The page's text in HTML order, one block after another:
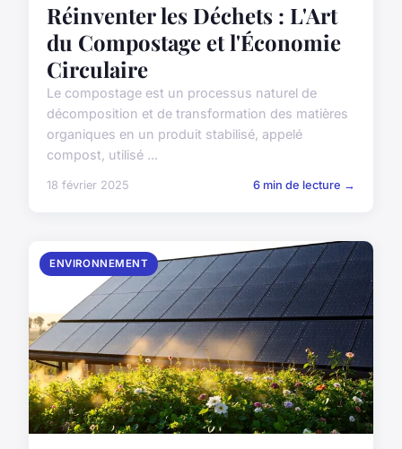
Réinventer les Déchets : L'Art
du Compostage et l'Économie
Circulaire
Le compostage est un processus naturel de
décomposition et de transformation des matières
organiques en un produit stabilisé, appelé
compost, utilisé ...
18 février 2025 6 min de lecture →
ENVIRONNEMENT